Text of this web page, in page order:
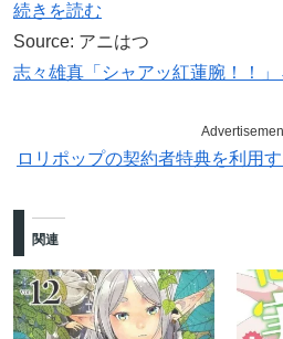
続きを読む
Source: アニはつ
志々雄真「シャアッ紅蓮腕！！
ロリポップの契約者特典を利用
関連